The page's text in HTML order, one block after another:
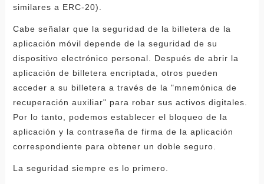
similares a ERC-20).
Cabe señalar que la seguridad de la billetera de la
aplicación móvil depende de la seguridad de su
dispositivo electrónico personal. Después de abrir la
aplicación de billetera encriptada, otros pueden
acceder a su billetera a través de la "mnemónica de
recuperación auxiliar" para robar sus activos digitales.
Por lo tanto, podemos establecer el bloqueo de la
aplicación y la contraseña de firma de la aplicación
correspondiente para obtener un doble seguro.
La seguridad siempre es lo primero.